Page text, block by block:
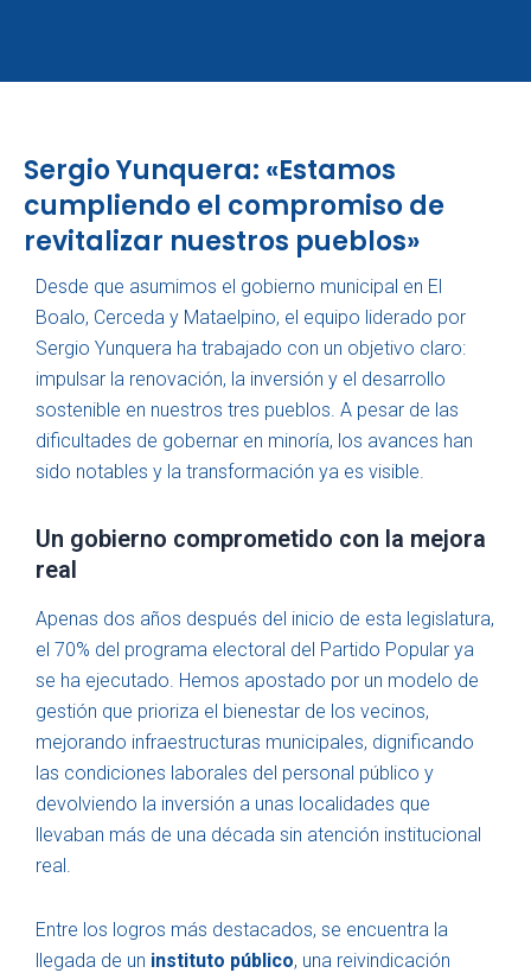
Sergio Yunquera: «Estamos
cumpliendo el compromiso de
revitalizar nuestros pueblos»
Desde que asumimos el gobierno municipal en El
Boalo, Cerceda y Mataelpino, el equipo liderado por
Sergio Yunquera ha trabajado con un objetivo claro:
impulsar la renovación, la inversión y el desarrollo
sostenible en nuestros tres pueblos. A pesar de las
dificultades de gobernar en minoría, los avances han
sido notables y la transformación ya es visible.
Un gobierno comprometido con la mejora
real
Apenas dos años después del inicio de esta legislatura,
el 70% del programa electoral del Partido Popular ya
se ha ejecutado. Hemos apostado por un modelo de
gestión que prioriza el bienestar de los vecinos,
mejorando infraestructuras municipales, dignificando
las condiciones laborales del personal público y
devolviendo la inversión a unas localidades que
llevaban más de una década sin atención institucional
real.
Entre los logros más destacados, se encuentra la
llegada de un instituto público, una reivindicación